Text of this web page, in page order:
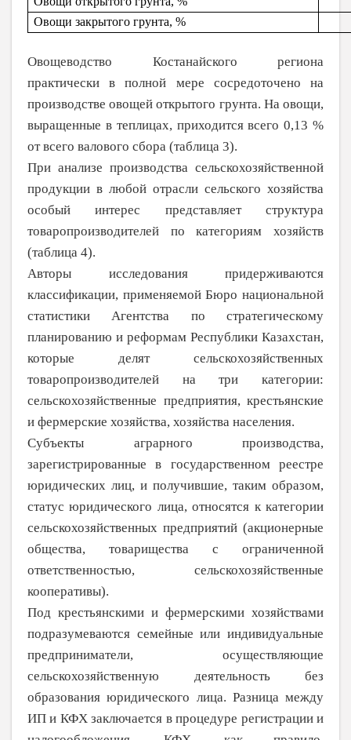
Овощи закрытого грунта, %
Овощеводство Костанайского региона
практически в полной мере сосредоточено на
производстве овощей открытого грунта. На овощи,
выращенные в теплицах, приходится всего 0,13 %
от всего валового сбора (таблица 3).
При анализе производства сельскохо­зяйственной
продукции в любой отрасли сельского хозяйства
особый интерес пред­ставляет структура
товаропроизводителей по категориям хозяйств
(таблица 4).
Авторы исследования придерживаются
классификации, применяемой Бюро нацио­нальной
статистики Агентства по стратеги­ческому
планированию и реформам Республики Казахстан,
которые делят сельскохозяйственных
товаропроизводите­лей на три категории:
сельскохозяйственные предприятия, крестьянские
и фермерские хозяйства, хозяйства населения.
Субъекты аграрного производства,
зарегистрированные в государственном реестре
юридических лиц, и получившие, таким образом,
статус юридического лица, относятся к категории
сельскохозяйствен­ных предприятий (акционерные
общества, товарищества с ограниченной
ответственно­стью, сельскохозяйственные
кооперативы).
Под крестьянскими и фермерскими хозяйствами
подразумеваются семейные или индивидуальные
предприниматели, осуществляющие
сельскохозяйственную деятельность без
образования юридического лица. Разница между
ИП и КФХ заключается в процедуре регистрации и